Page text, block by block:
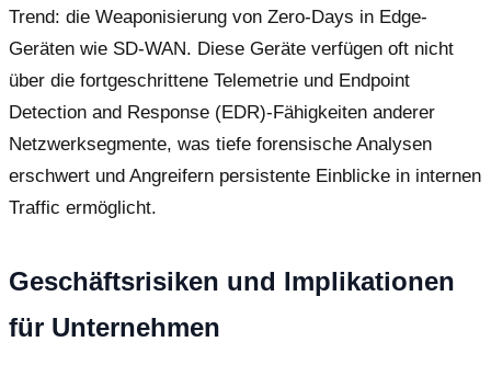
Trend: die Weaponisierung von Zero-Days in Edge-
Geräten wie SD-WAN. Diese Geräte verfügen oft nicht
über die fortgeschrittene Telemetrie und Endpoint
Detection and Response (EDR)-Fähigkeiten anderer
Netzwerksegmente, was tiefe forensische Analysen
erschwert und Angreifern persistente Einblicke in internen
Traffic ermöglicht.
Geschäftsrisiken und Implikationen
für Unternehmen